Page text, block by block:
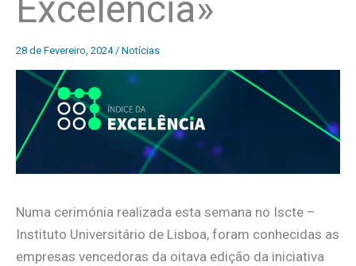
28 de Fevereiro, 2024 / Notícias
Numa cerimónia realizada esta semana no Iscte –
Instituto Universitário de Lisboa, foram conhecidas as
empresas vencedoras da oitava edição da iniciativa